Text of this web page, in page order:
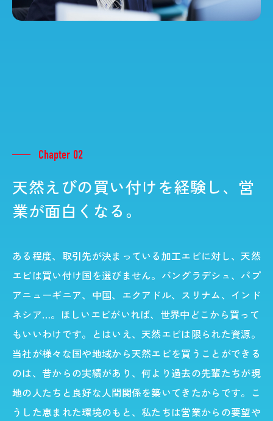
Chapter 02
天然えびの買い付けを経験し、営
業が面白くなる。
ある程度、取引先が決まっている加工エビに対し、天然
エビは買い付け国を選びません。バングラデシュ、パプ
アニューギニア、中国、エクアドル、スリナム、インド
ネシア…。ほしいエビがいれば、世界中どこから買って
もいいわけです。とはいえ、天然エビは限られた資源。
当社が様々な国や地域から天然エビを買うことができる
のは、昔からの実績があり、何より過去の先輩たちが現
地の人たちと良好な人間関係を築いてきたからです。こ
うした恵まれた環境のもと、私たちは営業からの要望や